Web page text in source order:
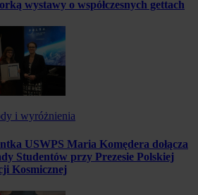
wystawy o współczesnych gettach
i wyróżnienia
USWPS Maria Komędera dołącza
Studentów przy Prezesie Polskiej
Kosmicznej